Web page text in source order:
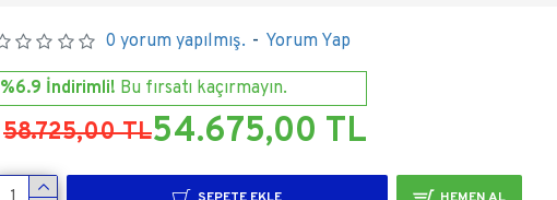
0 yorum yapılmış. - Yorum Yap
%6.9 İndirimli! Bu fırsatı kaçırmayın.
58.725,00 TL54.675,00 TL